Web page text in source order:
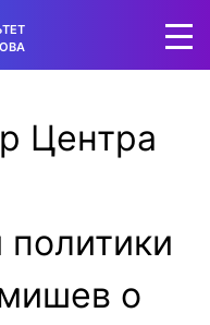
Центра
о